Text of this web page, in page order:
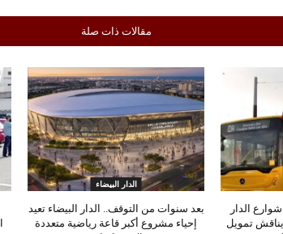
مقالات ذات صلة
الدار
يناقش تمويل
الدار البيضاء
بعد سنوات من التوقف.. الدار البيضاء تعيد
إحياء مشروع أكبر قاعة رياضية متعددة